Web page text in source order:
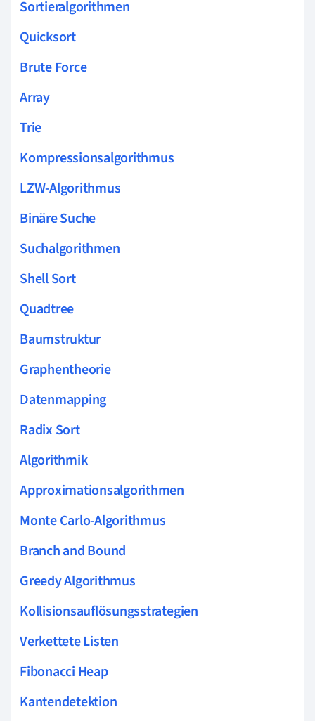
Sortieralgorithmen
Quicksort
Brute Force
Array
Trie
Kompressionsalgorithmus
LZW-Algorithmus
Binäre Suche
Suchalgorithmen
Shell Sort
Quadtree
Baumstruktur
Graphentheorie
Datenmapping
Radix Sort
Algorithmik
Approximationsalgorithmen
Monte Carlo-Algorithmus
Branch and Bound
Greedy Algorithmus
Kollisionsauflösungsstrategien
Verkettete Listen
Fibonacci Heap
Kantendetektion